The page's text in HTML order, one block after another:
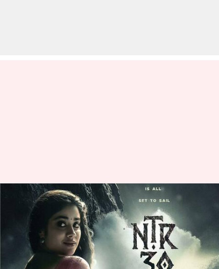
ఎన్టీఆర్ 30: హీరోయిన్ గా జాన్వీ కపూర్
ఫిక్స్, అదిరిపోయిన ఫస్ట్ లుక్
Sriram Pranateja Mar 06, 2023 12:19 pm
ఈ వార్తాకథనం ఏంటి